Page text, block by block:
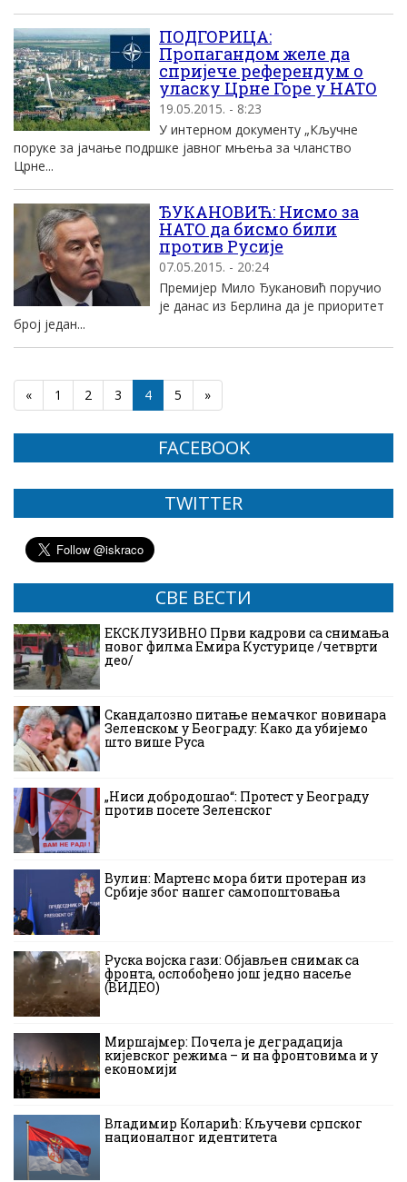
ПОДГОРИЦА:
Пропагандом желе да
спријече референдум о
уласку Црне Горе у НАТО
19.05.2015. - 8:23
У интерном документу „Кључне
поруке за јачање подршке јавног мњења за чланство
Црне...
ЂУКАНОВИЋ: Нисмо за
НАТО да бисмо били
против Русије
07.05.2015. - 20:24
Премијер Мило Ђукановић поручио
је данас из Берлина да је приоритет
број један...
« 1 2 3 4 5 »
FACEBOOK
TWITTER
СВЕ ВЕСТИ
ЕКСКЛУЗИВНО Први кадрови са снимања
новог филма Емира Кустурице /четврти
део/
Скандалозно питање немачког новинара
Зеленском у Београду: Како да убијемо
што више Руса
„Ниси добродошао“: Протест у Београду
против посете Зеленског
Вулин: Мартенс мора бити протеран из
Србије због нашег самопоштовања
Руска војска гази: Објављен снимак са
фронта, ослобођено још једно насеље
(ВИДЕО)
Миршајмер: Почела је деградација
кијевског режима – и на фронтовима и у
економији
Владимир Коларић: Кључеви српског
националног идентитета